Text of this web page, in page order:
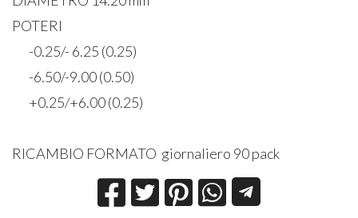
POTERI
-0.25/- 6.25 (0.25)
-6.50/-9.00 (0.50)
+0.25/+6.00 (0.25)
RICAMBIO FORMATO giornaliero 90 pack